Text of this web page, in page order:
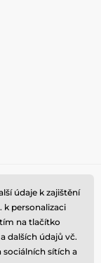
údaje k zajištění
k personalizaci
na tlačítko
dalších údajů vč.
sociálních sítích a